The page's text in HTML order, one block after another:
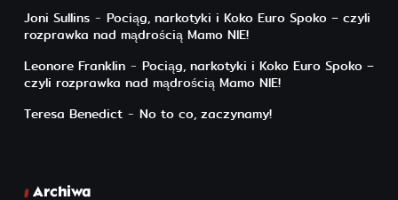
Joni Sullins- Pociąg, narkotyki i Koko Euro Spoko – czyli
rozprawka nad mądrością Mamo NIE!
Leonore Franklin- Pociąg, narkotyki i Koko Euro Spoko –
czyli rozprawka nad mądrością Mamo NIE!
Teresa Benedict- No to co, zaczynamy!
Archiwa